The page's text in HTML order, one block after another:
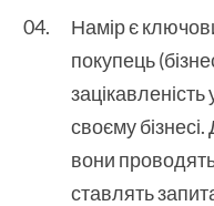
Намір є
покупець
своєму
вони
ставлять